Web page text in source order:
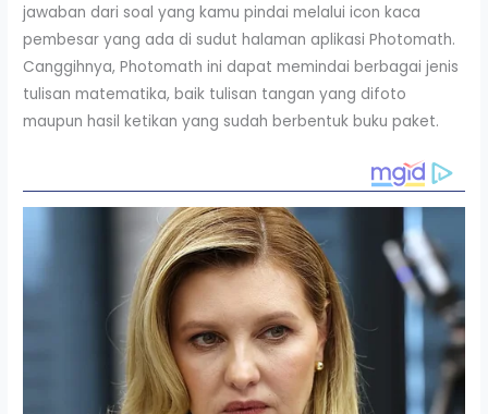
jawaban dari soal yang kamu pindai melalui icon kaca
pembesar yang ada di sudut halaman aplikasi Photomath.
Canggihnya, Photomath ini dapat memindai berbagai jenis
tulisan matematika, baik tulisan tangan yang difoto
maupun hasil ketikan yang sudah berbentuk buku paket.